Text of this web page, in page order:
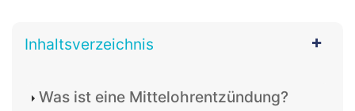
Inhaltsverzeichnis
Was ist eine Mittelohrentzündung?